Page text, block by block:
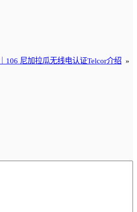
106 尼加拉瓜无线电认证Telcor介绍 »